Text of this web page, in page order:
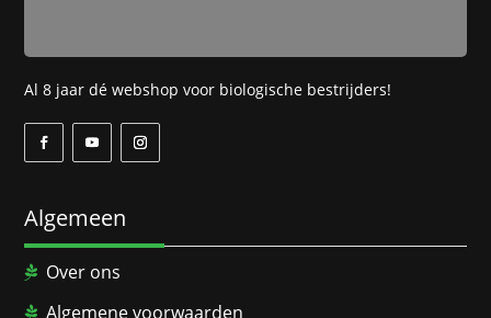
Al 8 jaar dé webshop voor biologische bestrijders!
Algemeen
Over ons
Algemene voorwaarden